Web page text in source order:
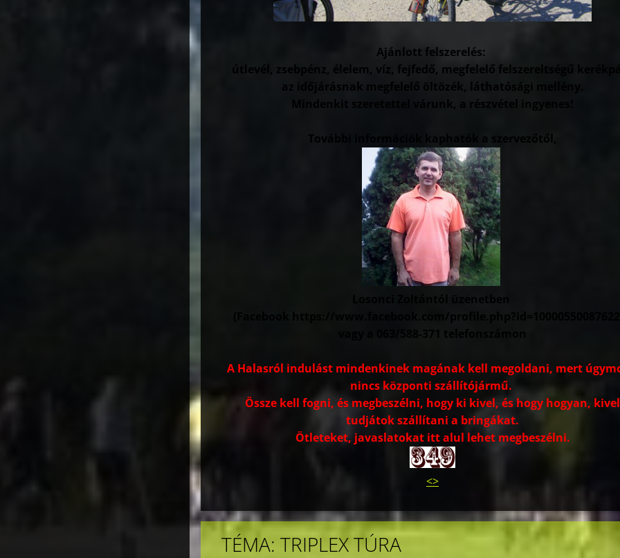
Ajánlott felszerelés:
útlevél, zsebpénz, élelem, víz, fejfedő, megfelelő felszereltségű
az időjárásnak megfelelő öltözék, láthatósági mellény.
Mindenkit szeretettel várunk, a részvétel ingyenes!
További információk kaphatók a szervezőtől,
A Halasról indulást mindenkinek magának kell megoldani, mert
nincs központi szállítójármű.
Össze kell fogni, és megbeszélni, hogy ki kivel, és hogy hogyan, kivel
tudjátok szállítani a bringákat.
Ötleteket, javaslatokat itt alul lehet megbeszélni.
<>
TÉMA: TRIPLEX TÚRA